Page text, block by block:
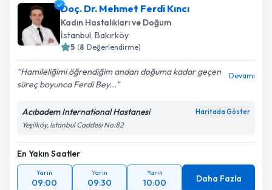
Doç. Dr. Mehmet Ferdi Kıncı
Kadın Hastalıkları ve Doğum
İstanbul, Bakırköy
5 (8 Değerlendirme)
Hamileliğimi öğrendiğim andan doğuma kadar geçen
süreç boyunca Ferdi Bey...
Devamı
Acıbadem International Hastanesi Haritada Göster
Yeşilköy, İstanbul Caddesi No:82
En Yakın Saatler
Yarın
09:00
Yarın
09:30
Yarın
10:00 Daha Fazla